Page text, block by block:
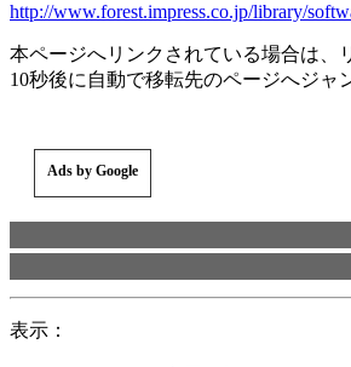
http://www.forest.impress.co.jp/library/
本ページへリンクされている場合は、
10秒後に自動で移転先のページへジャ
Ads by Google
表示：